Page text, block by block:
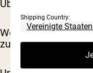
Überlastung zu
Wenn Sie stärker
zunehmend
Shipping Country: